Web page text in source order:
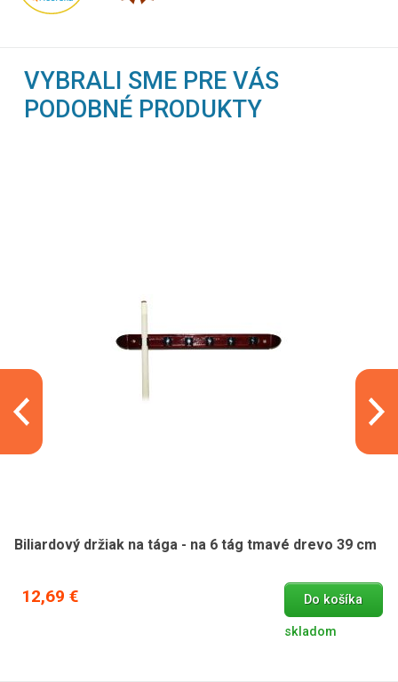
VYBRALI SME PRE VÁS
PODOBNÉ PRODUKTY
Biliardový držiak na tága - na 6 tág tmavé drevo 39 cm
12,69 € Do košíka
skladom